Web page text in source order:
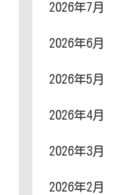
2026年7月
2026年6月
2026年5月
2026年4月
2026年3月
2026年2月